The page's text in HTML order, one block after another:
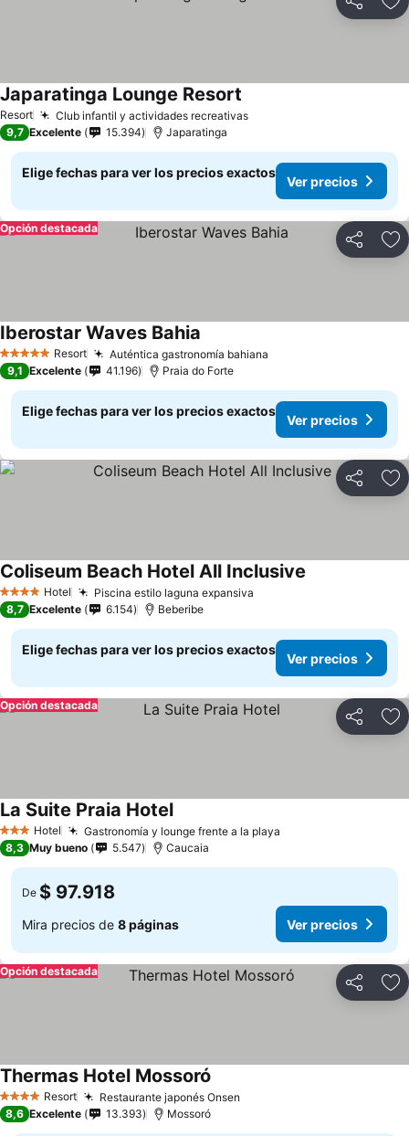
Compartir
Resort Club infantil y actividades recreativas
Japaratinga Lounge Resort
9,7 Excelente 15.394 Japaratinga
Elige fechas para ver los precios exactos
Ver precios
Compartir
Opción destacada
5 Estrellas Resort Auténtica gastronomía bahiana
Iberostar Waves Bahia
9,1 Excelente 41.196 Praia do Forte
Elige fechas para ver los precios exactos
Ver precios
Compartir
4 EstrellasHotel Piscina estilo laguna expansiva
Coliseum Beach Hotel All Inclusive
8,7 Excelente 6.154 Beberibe
Elige fechas para ver los precios exactos
Ver precios
Compartir
Opción destacada
3 Estrellas
Hotel Gastronomía y lounge frente a la playa
La Suite Praia Hotel
8,3 Muy bueno 5.547 Caucaia
De $ 97.918
Mira precios de 8 páginas Ver precios
Compartir
Opción destacada
4 EstrellasResort Restaurante japonés Onsen
Thermas Hotel Mossoró
8,6 Excelente 13.393 Mossoró